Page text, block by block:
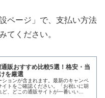
ページ」で、支払い方法
てください。
通販おすすめ比較5選！格安・当
を厳選
ションが含まれます。最新のキャンペ
イトをご確認ください。「お祝いに胡
ど、どこの通販サイトが一番いい